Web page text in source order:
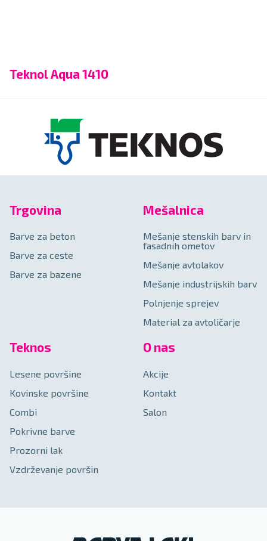
Teknol Aqua 1410
Trgovina
Barve za beton
Barve za ceste
Barve za bazene
Mešalnica
Mešanje stenskih barv in
fasadnih ometov
Mešanje avtolakov
Mešanje industrijskih barv
Polnjenje sprejev
Material za avtoličarje
Teknos
Lesene površine
Kovinske površine
Combi
Pokrivne barve
Prozorni lak
Vzdrževanje površin
O nas
Akcije
Kontakt
Salon